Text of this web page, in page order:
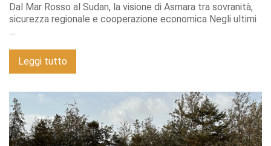
Dal Mar Rosso al Sudan, la visione di Asmara tra sovranità,
sicurezza regionale e cooperazione economica Negli ultimi
…
Leggi tutto